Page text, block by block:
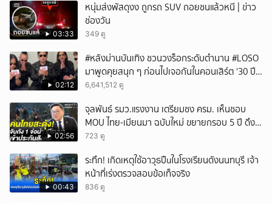
03:33
หนุ่มส่งพัสดุงง ถูกรถ SUV ถอยชนแล้วหนี | ข่าว
ช่องวัน
349 ดู
02:12
#หลังม่านบันเทิง ชวนวงร็อกระดับตำนาน #LOSO
มาพูดคุยสนุก ๆ ก่อนไปเจอกันในคอนเสิร์ต '30 ปี
LOSO นานเท่าไรก็รอ'
6,641,512 ดู
02:56
จุลพันธ์ รมว.แรงงาน เตรียมชง ครม. เห็นชอบ
MOU ไทย-เมียนมา ฉบับใหม่ ขยายกรอบ 5 ปี ดึง
แรงงานเข้าระบบ
723 ดู
00:43
ระทึก! เกิดเหตุใช้อาวุธปืuในโรงเรียนดังนนทบุรี เจ้า
หน้าที่เร่งตรวจสอบข้อเท็จจริง
836 ดู